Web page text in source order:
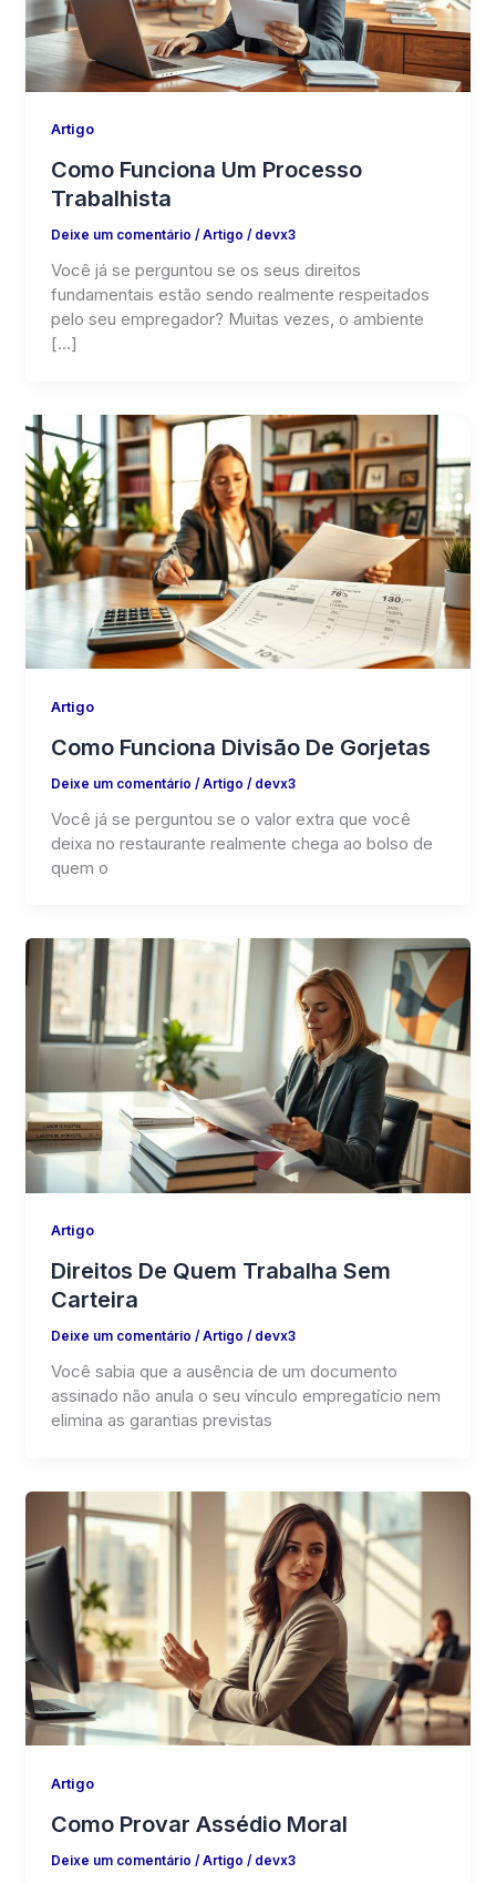
Artigo
Como Funciona Um Processo
Trabalhista
Deixe um comentário / Artigo / devx3
Você já se perguntou se os seus direitos
fundamentais estão sendo realmente respeitados
pelo seu empregador? Muitas vezes, o ambiente
[…]
Artigo
Como Funciona Divisão De Gorjetas
Deixe um comentário /Artigo / devx3
Você já se perguntou se o valor extra que você
deixa no restaurante realmente chega ao bolso de
quem o
Artigo
Direitos De Quem Trabalha Sem
Carteira
Deixe um comentário / Artigo / devx3
Você sabia que a ausência de um documento
assinado não anula o seu vínculo empregatício nem
elimina as garantias previstas
Artigo
Como Provar Assédio Moral
Deixe um comentário /Artigo / devx3